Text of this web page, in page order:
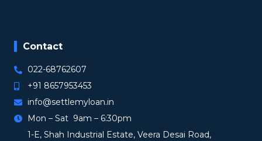
Contact
022-68762607
+91 8657953453
info@settlemyloan.in
Mon – Sat 9am – 6:30pm
1-E, Shah Industrial Estate, Veera Desai Road,